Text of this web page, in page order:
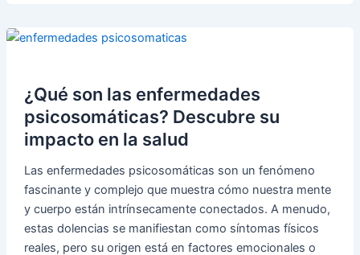
la
Buscar
Ayuda
Profesional?
¿Qué son las enfermedades
psicosomáticas? Descubre su
impacto en la salud
Las enfermedades psicosomáticas son un fenómeno
fascinante y complejo que muestra cómo nuestra mente
y cuerpo están intrínsecamente conectados. A menudo,
estas dolencias se manifiestan como síntomas físicos
reales, pero su origen está en factores emocionales o